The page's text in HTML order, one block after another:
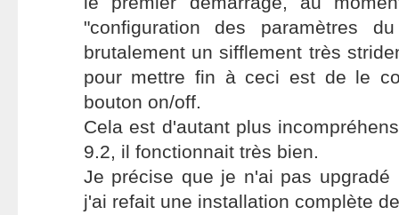
"configuration des paramètres
brutalement un sifflement très
pour mettre fin à ceci est de le
bouton on/off.
Cela est d'autant plus
9.2, il fonctionnait très bien.
Je précise que je n'ai pas
j'ai refait une installation complète